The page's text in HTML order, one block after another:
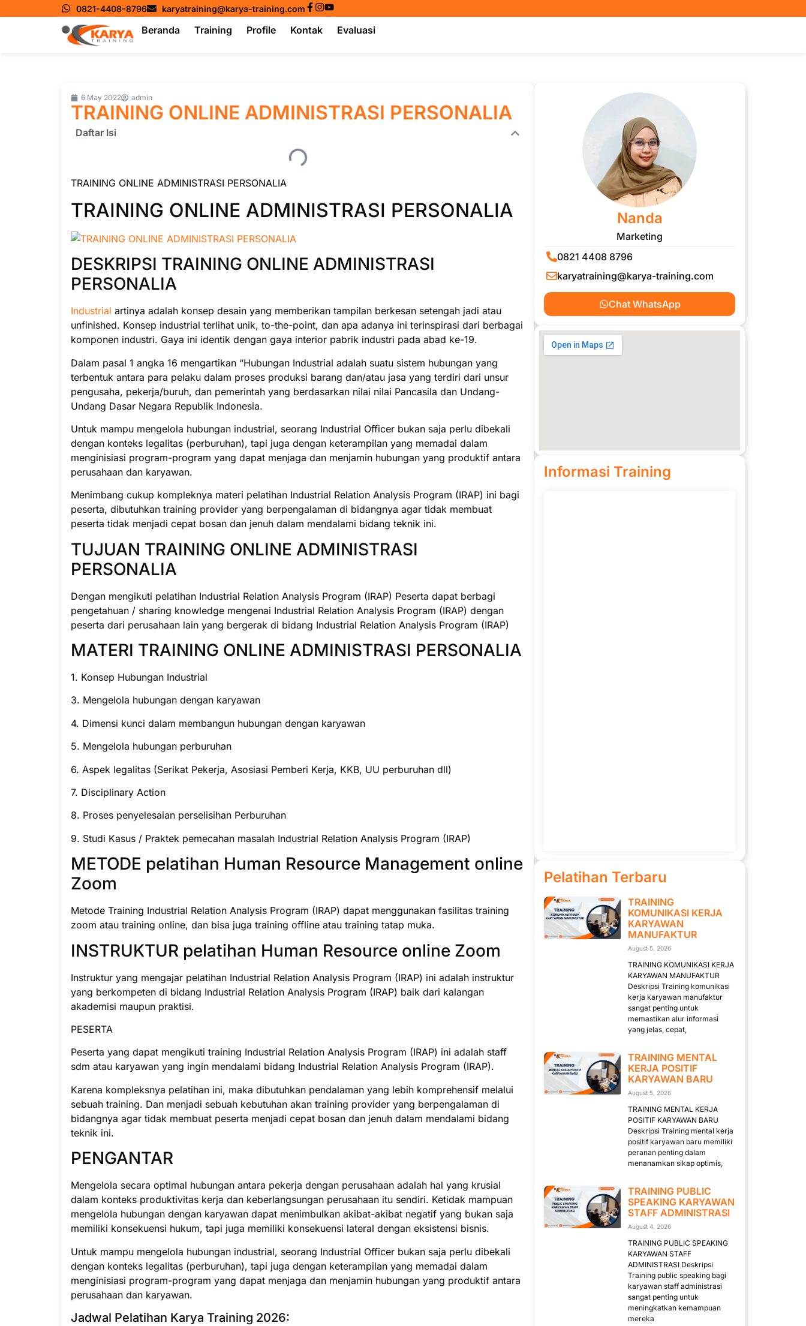
0821-4408-8796 karyatraining@karya-training.com
Beranda Training Profile Kontak Evaluasi
6 May 2022 admin
TRAINING ONLINE ADMINISTRASI PERSONALIA
Daftar Isi
TRAINING ONLINE ADMINISTRASI PERSONALIA
TRAINING ONLINE ADMINISTRASI PERSONALIA
DESKRIPSI TRAINING ONLINE ADMINISTRASI
PERSONALIA
Industrial artinya adalah konsep desain yang memberikan tampilan berkesan setengah jadi atau
unfinished. Konsep industrial terlihat unik, to-the-point, dan apa adanya ini terinspirasi dari berbagai
komponen industri. Gaya ini identik dengan gaya interior pabrik industri pada abad ke-19.
Dalam pasal 1 angka 16 mengartikan “Hubungan Industrial adalah suatu sistem hubungan yang
terbentuk antara para pelaku dalam proses produksi barang dan/atau jasa yang terdiri dari unsur
pengusaha, pekerja/buruh, dan pemerintah yang berdasarkan nilai nilai Pancasila dan Undang-
Undang Dasar Negara Republik Indonesia.
Untuk mampu mengelola hubungan industrial, seorang Industrial Officer bukan saja perlu dibekali
dengan konteks legalitas (perburuhan), tapi juga dengan keterampilan yang memadai dalam
menginisiasi program-program yang dapat menjaga dan menjamin hubungan yang produktif antara
perusahaan dan karyawan.
Menimbang cukup kompleknya materi pelatihan Industrial Relation Analysis Program (IRAP) ini bagi
peserta, dibutuhkan training provider yang berpengalaman di bidangnya agar tidak membuat
peserta tidak menjadi cepat bosan dan jenuh dalam mendalami bidang teknik ini.
TUJUAN TRAINING ONLINE ADMINISTRASI
PERSONALIA
Dengan mengikuti pelatihan Industrial Relation Analysis Program (IRAP) Peserta dapat berbagi
pengetahuan / sharing knowledge mengenai Industrial Relation Analysis Program (IRAP) dengan
peserta dari perusahaan lain yang bergerak di bidang Industrial Relation Analysis Program (IRAP)
MATERI TRAINING ONLINE ADMINISTRASI PERSONALIA
1. Konsep Hubungan Industrial
3. Mengelola hubungan dengan karyawan
4. Dimensi kunci dalam membangun hubungan dengan karyawan
5. Mengelola hubungan perburuhan
6. Aspek legalitas (Serikat Pekerja, Asosiasi Pemberi Kerja, KKB, UU perburuhan dll)
7. Disciplinary Action
8. Proses penyelesaian perselisihan Perburuhan
9. Studi Kasus / Praktek pemecahan masalah Industrial Relation Analysis Program (IRAP)
METODE pelatihan Human Resource Management online
Zoom
Metode Training Industrial Relation Analysis Program (IRAP) dapat menggunakan fasilitas training
zoom atau training online, dan bisa juga training offline atau training tatap muka.
INSTRUKTUR pelatihan Human Resource online Zoom
Instruktur yang mengajar pelatihan Industrial Relation Analysis Program (IRAP) ini adalah instruktur
yang berkompeten di bidang Industrial Relation Analysis Program (IRAP) baik dari kalangan
akademisi maupun praktisi.
PESERTA
Peserta yang dapat mengikuti training Industrial Relation Analysis Program (IRAP) ini adalah staff
sdm atau karyawan yang ingin mendalami bidang Industrial Relation Analysis Program (IRAP).
Karena kompleksnya pelatihan ini, maka dibutuhkan pendalaman yang lebih komprehensif melalui
sebuah training. Dan menjadi sebuah kebutuhan akan training provider yang berpengalaman di
bidangnya agar tidak membuat peserta menjadi cepat bosan dan jenuh dalam mendalami bidang
teknik ini.
PENGANTAR
Mengelola secara optimal hubungan antara pekerja dengan perusahaan adalah hal yang krusial
dalam konteks produktivitas kerja dan keberlangsungan perusahaan itu sendiri. Ketidak mampuan
mengelola hubungan dengan karyawan dapat menimbulkan akibat-akibat negatif yang bukan saja
memiliki konsekuensi hukum, tapi juga memiliki konsekuensi lateral dengan eksistensi bisnis.
Untuk mampu mengelola hubungan industrial, seorang Industrial Officer bukan saja perlu dibekali
dengan konteks legalitas (perburuhan), tapi juga dengan keterampilan yang memadai dalam
menginisiasi program-program yang dapat menjaga dan menjamin hubungan yang produktif antara
perusahaan dan karyawan.
Jadwal Pelatihan Karya Training 2026:
Nanda
Marketing
0821 4408 8796
karyatraining@karya-training.com
Chat WhatsApp
Informasi Training
Pelatihan Terbaru
TRAINING
KOMUNIKASI KERJA
KARYAWAN
MANUFAKTUR
August 5, 2026
TRAINING KOMUNIKASI KERJA
KARYAWAN MANUFAKTUR
Deskripsi Training komunikasi
kerja karyawan manufaktur
sangat penting untuk
memastikan alur informasi
yang jelas, cepat,
TRAINING MENTAL
KERJA POSITIF
KARYAWAN BARU
August 5, 2026
TRAINING MENTAL KERJA
POSITIF KARYAWAN BARU
Deskripsi Training mental kerja
positif karyawan baru memiliki
peranan penting dalam
menanamkan sikap optimis,
TRAINING PUBLIC
SPEAKING KARYAWAN
STAFF ADMINISTRASI
August 4, 2026
TRAINING PUBLIC SPEAKING
KARYAWAN STAFF
ADMINISTRASI Deskripsi
Training public speaking bagi
karyawan staff administrasi
sangat penting untuk
meningkatkan kemampuan
mereka